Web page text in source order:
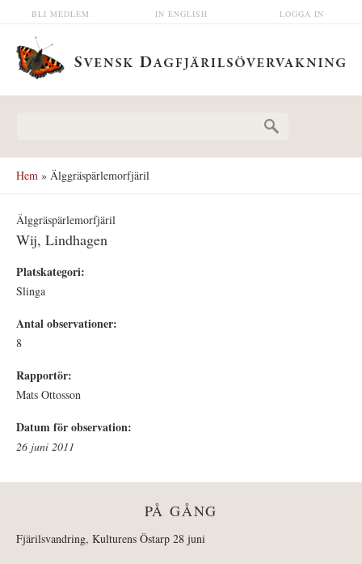
Hoppa till huvudinnehåll LOGGA IN
IN ENGLISH
BLI MEDLEM
Hem » Älggräspärlemorfjäril
Älggräspärlemorfjäril
Wij, Lindhagen
Platskategori:
Slinga
Antal observationer:
8
Rapportör:
Mats Ottosson
Datum för observation:
26 juni 2011
PÅ GÅNG
Fjärilsvandring, Kulturens Östarp 28 juni